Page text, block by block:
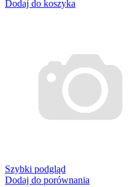
Dodaj do koszyka
Szybki podgląd
Dodaj do porównania